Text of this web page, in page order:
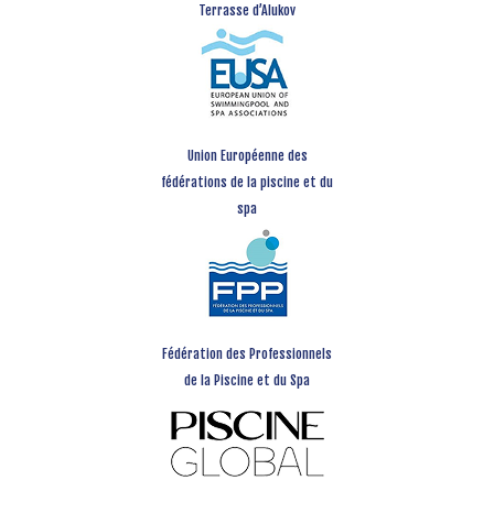
Terrasse d’Alukov
Union Européenne des
fédérations de la piscine et du
spa
Fédération des Professionnels
de la Piscine et du Spa